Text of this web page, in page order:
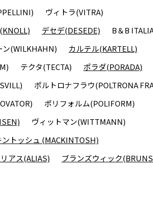
ヴィトラ(VITRA)
デセデ(DESEDE)
B＆B
ン(WILKHAHN)
カルテル(KARTELL)
テクタ(TECTA)
ポラダ(PORADA)
ポルトロナフラウ(POLTRONA
ポリフォルム(POLIFORM)
ヴィットマン(WITTMANN)
ントッシュ (MACKINTOSH)
アス(ALIAS)
ブランズウィック